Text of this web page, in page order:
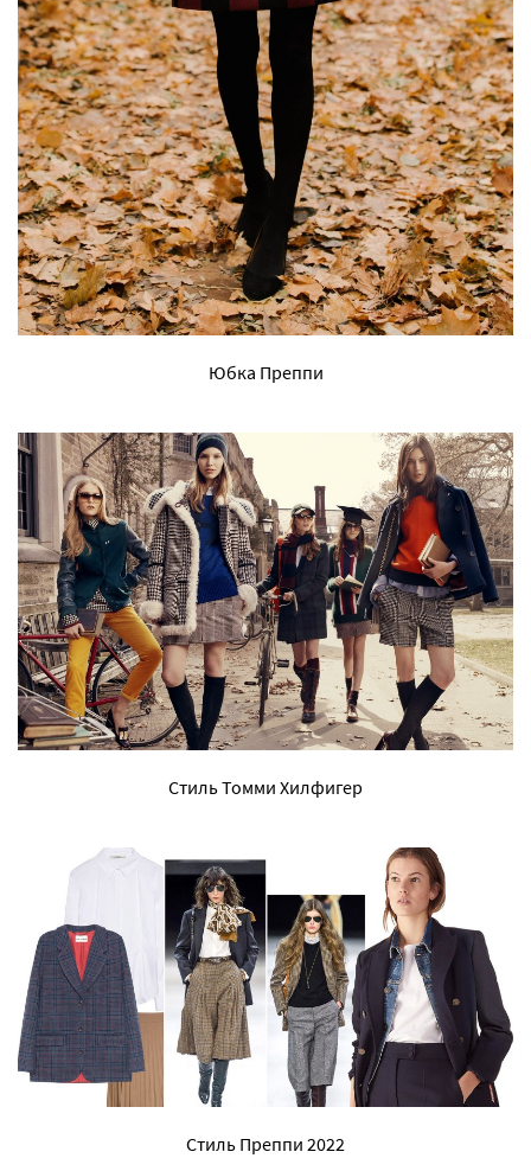
Юбка Преппи
Стиль Томми Хилфигер
Стиль Преппи 2022